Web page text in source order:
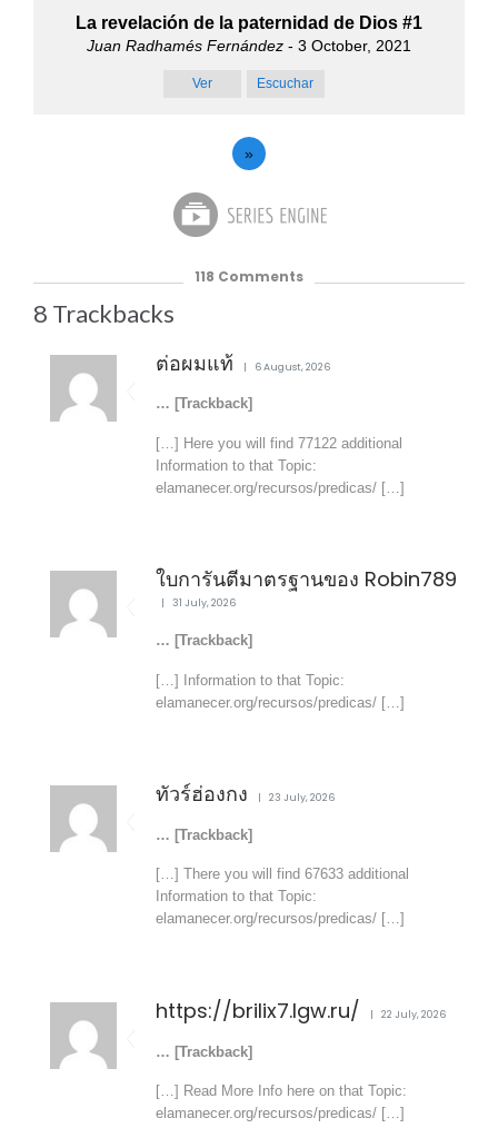
La revelación de la paternidad de Dios #1
Juan Radhamés Fernández - 3 October, 2021
Ver Escuchar
»
118 Comments
8 Trackbacks
ต่อผมแท้ 6 August, 2026
… [Trackback]
[…] Here you will find 77122 additional
Information to that Topic:
elamanecer.org/recursos/predicas/ […]
ใบการันตีมาตรฐานของ Robin789
31 July, 2026
… [Trackback]
[…] Information to that Topic:
elamanecer.org/recursos/predicas/ […]
ทัวร์ฮ่องกง 23 July, 2026
… [Trackback]
[…] There you will find 67633 additional
Information to that Topic:
elamanecer.org/recursos/predicas/ […]
https://brilix7.lgw.ru/ 22 July, 2026
… [Trackback]
[…] Read More Info here on that Topic:
elamanecer.org/recursos/predicas/ […]